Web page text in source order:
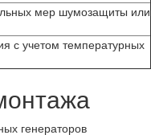
мер шумозащиты или
с учетом температурных
генераторов